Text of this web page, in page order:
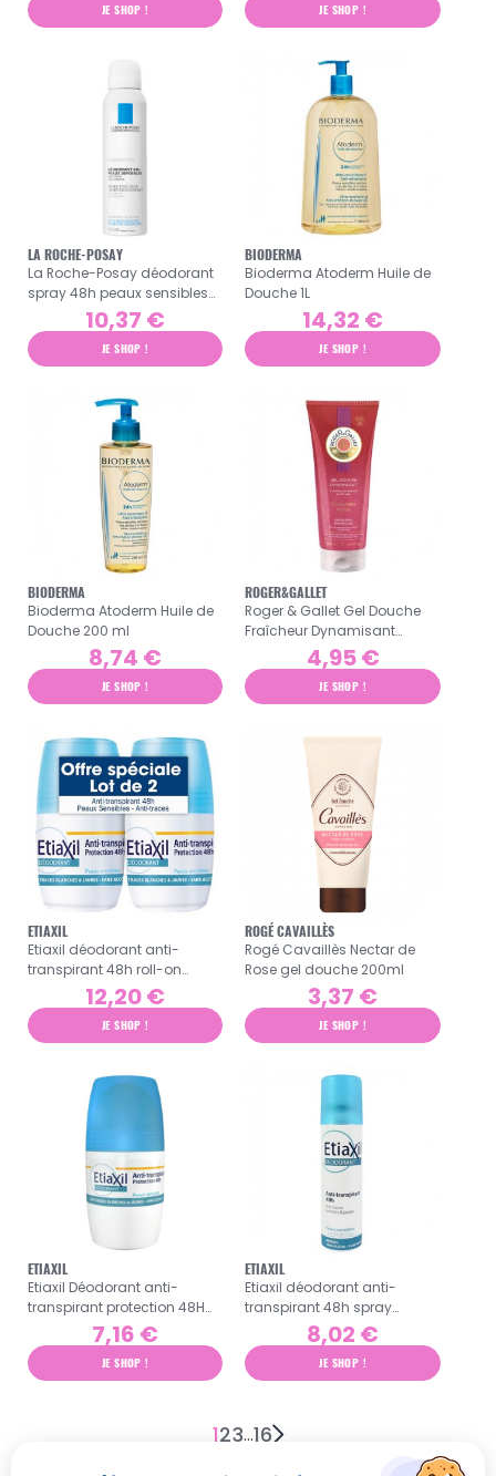
JE SHOP ! JE SHOP !
LA ROCHE-POSAY
La Roche-Posay déodorant
spray 48h peaux sensibles
10,37 €
JE SHOP !
BIODERMA
Bioderma Atoderm Huile de
Douche 1L
14,32 €
JE SHOP !
BIODERMA
Bioderma Atoderm Huile de
Douche 200 ml
8,74 €
JE SHOP !
ROGER&GALLET
Roger & Gallet Gel Douche
Fraîcheur Dynamisant
Gingembre Rouge 200 ml
4,95 €
JE SHOP !
ETIAXIL
Etiaxil déodorant anti-
transpirant 48h roll-on
12,20 €
JE SHOP !
ROGÉ CAVAILLÈS
Rogé Cavaillès Nectar de
Rose gel douche 200ml
3,37 €
JE SHOP !
ETIAXIL
Etiaxil Déodorant anti-
transpirant protection 48H
roll-on 50ml7,16 €
JE SHOP !
ETIAXIL
Etiaxil déodorant anti-
transpirant 48h spray
aérosol 150ml8,02 €
JE SHOP !
123…16